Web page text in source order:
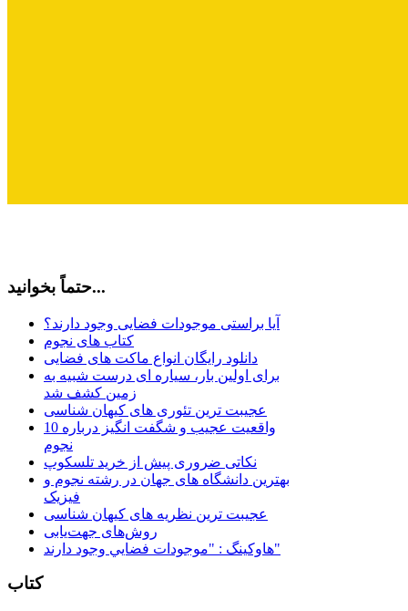
حتماً بخوانید...
آیا براستی موجودات فضایی وجود دارند؟
کتاب های نجوم
دانلود رایگان انواع ماکت های فضایی
برای اولین بار، سیاره ای درست شبیه به
زمین کشف شد
عجیبت ترین تئوری های کیهان شناسی
10 واقعیت عجیب و شگفت انگیز درباره
نجوم
نکاتی ضروری پیش از خرید تلسکوپ
بهترین دانشگاه های جهان در رشته نجوم و
فیزیک
عجیبت ترین نظریه های کیهان شناسی
روش‌های جهت‌یابی
هاوكينگ : "موجودات فضايي وجود دارند"
کتاب